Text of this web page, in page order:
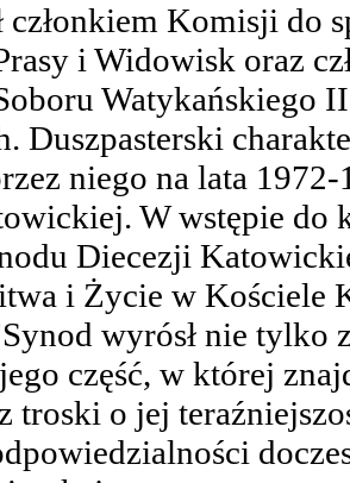
członkiem Komisji do
i Widowisk oraz
Watykańskiego
Duszpasterski
niego na lata
W wstępie do
Diecezji
i Życie w Kościele
wyrósł nie tylko
część, w której
troski o jej